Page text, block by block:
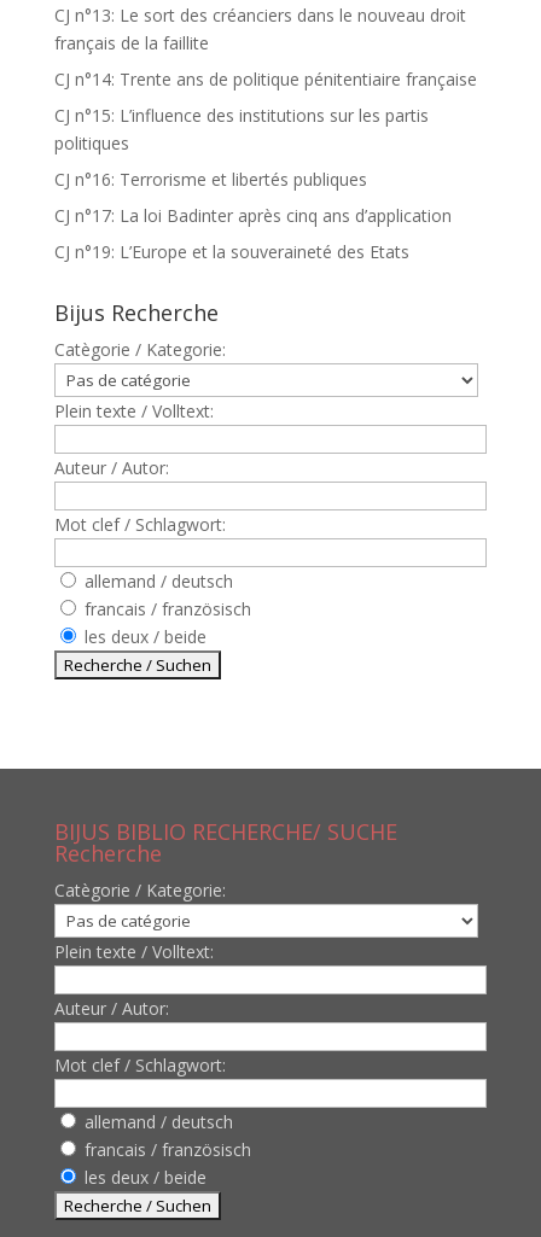
CJ n°13: Le sort des créanciers dans le nouveau droit
français de la faillite
CJ n°14: Trente ans de politique pénitentiaire française
CJ n°15: L’influence des institutions sur les partis
politiques
CJ n°16: Terrorisme et libertés publiques
CJ n°17: La loi Badinter après cinq ans d’application
CJ n°19: L’Europe et la souveraineté des Etats
Bijus Recherche
Catègorie / Kategorie:
Plein texte / Volltext:
Auteur / Autor:
Mot clef / Schlagwort:
allemand / deutsch
francais / französisch
les deux / beide
BIJUS BIBLIO RECHERCHE/ SUCHE
Recherche
Catègorie / Kategorie:
Plein texte / Volltext:
Auteur / Autor:
Mot clef / Schlagwort:
allemand / deutsch
francais / französisch
les deux / beide